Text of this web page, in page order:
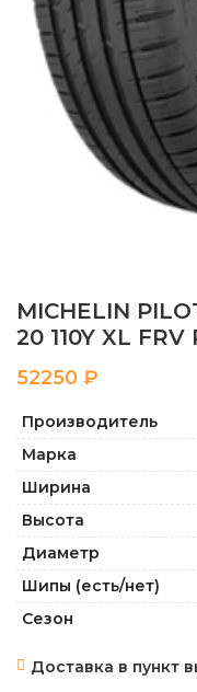
MICHELIN
20 110Y XL
₽
Производитель
Марка
Ширина
Высота
Диаметр
Шипы (есть/нет)
Сезон
Доставка в пункт